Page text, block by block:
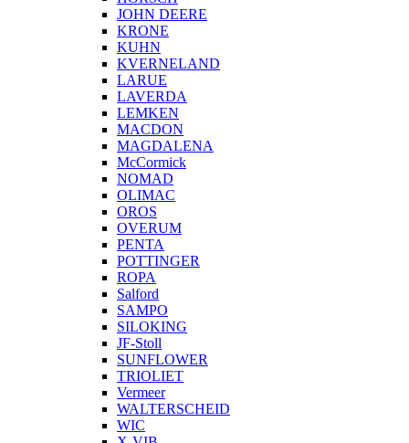
JOHN DEERE
KRONE
KUHN
KVERNELAND
LARUE
LAVERDA
LEMKEN
MACDON
MAGDALENA
McCormick
NOMAD
OLIMAC
OROS
OVERUM
PENTA
POTTINGER
ROPA
Salford
SAMPO
SILOKING
JF-Stoll
SUNFLOWER
TRIOLIET
Vermeer
WALTERSCHEID
WIC